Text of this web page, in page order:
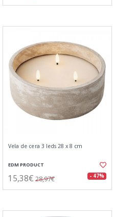
Vela de cera 3 leds 28 x 8 cm
EDM PRODUCT
15,38€ 28,97€ - 47%